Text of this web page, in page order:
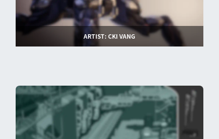
ARTIST: CKI VANG